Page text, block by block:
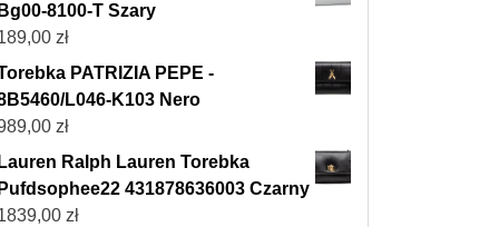
Bg00-8100-T Szary
zł
PATRIZIA PEPE -
L046-K103 Nero
zł
Lauren Ralph Lauren Torebka
Pufdsophee22 431878636003 Czarny
zł